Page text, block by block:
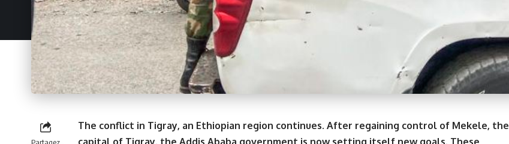
Partagez
The conflict in Tigray, an Ethiopian region continues. After regaining control of Mekele, the
capital of Tigray, the Addis Ababa government is now setting itself new goals. These